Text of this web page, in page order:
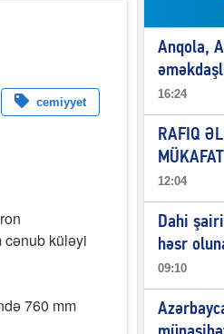
“Qeyri-səlis məntiq və
dil-nitq” elmimizə
cemiyyet
cənub küləyi
760 mm
Anqola,
16:24
RAFIQ
12:04
Dahi
həsr
09:10